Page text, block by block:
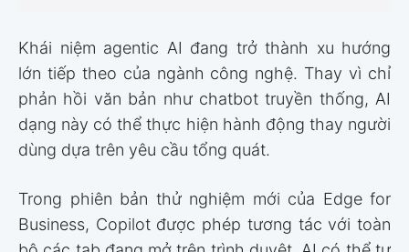
Khái niệm agentic AI đang trở thành xu hướng
lớn tiếp theo của ngành công nghệ. Thay vì chỉ
phản hồi văn bản như chatbot truyền thống, AI
dạng này có thể thực hiện hành động thay người
dùng dựa trên yêu cầu tổng quát.
Trong phiên bản thử nghiệm mới của Edge for
Business, Copilot được phép tương tác với toàn